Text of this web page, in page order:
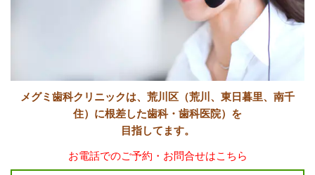
メグミ歯科クリニックは、荒川区（荒川、東日暮里、南千
住）に根差した歯科・歯科医院）を
目指してます。
お電話でのご予約・お問合せはこちら